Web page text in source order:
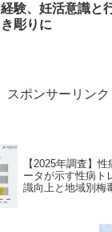
経験、妊活意識と
き彫りに
スポンサーリンク
【2025年調査】
ータが示す性病ト
識向上と地域別梅